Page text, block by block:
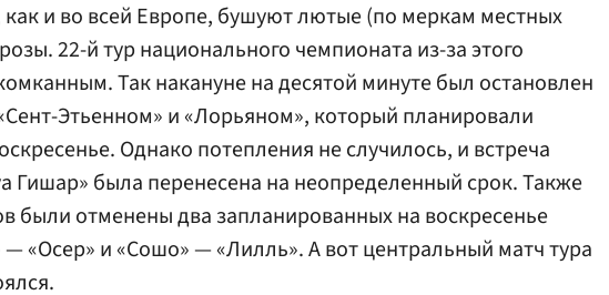
и во всей Европе, бушуют лютые (по меркам местных
22-й тур национального чемпионата из-за этого
Так накануне на десятой минуте был остановлен
Этьенном» и «Лорьяном», который планировали
Однако потепления не случилось, и встреча
была перенесена на неопределенный срок. Также
были отменены два запланированных на воскресенье
— «Осер» и «Сошо» — «Лилль». А вот центральный матч тура